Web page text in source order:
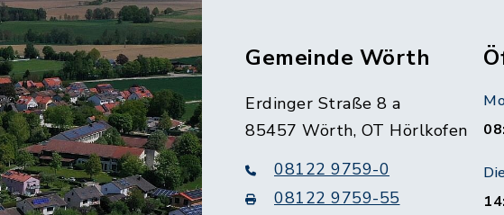
Gemeinde Wörth
Erdinger Straße 8 a
85457 Wörth, OT Hörlkofen
08122 9759-0
08122 9759-55